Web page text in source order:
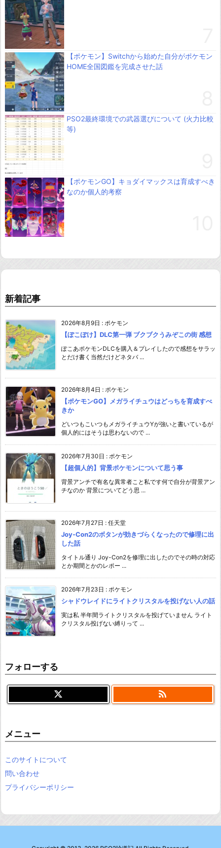
【ポケモン】Switchから始めた自分がポケモン
HOME全国図鑑を完成させた話
PSO2最終環境での武器選びについて (火力比較
等)
【ポケモンGO】キョダイマックスは育成すべき
なのか個人的考察
新着記事
2026年8月9日 : ポケモン
【ぽこぽけ】DLC第一弾 ブクブクうみぞこの街 感想
ぽこあポケモンDLCを購入＆プレイしたので感想をサラッ
とだけ書く当然だけどネタバ ...
2026年8月4日 : ポケモン
【ポケモンGO】メガライチュウはどっちを育成すべ
きか
どいつもこいつもメガライチュウYが強いと書いているが
個人的にはそうは思わないので ...
2026年7月30日 : ポケモン
【超個人的】背景ポケモンについて思う事
背景アンチで有名な異常者こと私です何で自分が背景アン
チなのか 背景についてどう思 ...
2026年7月27日 : 任天堂
Joy-Con2のボタンが効きづらくなったので修理に出
した話
タイトル通り Joy-Con2を修理に出したのでその時の対応
とか期間とかのレポー ...
2026年7月23日 : ポケモン
シャドウレイドにライトクリスタルを投げない人の話
実は私 半年間ライトクリスタルを投げていません ライト
クリスタル投げない縛りって ...
フォローする

メニュー
このサイトについて
問い合わせ
プライバシーポリシー